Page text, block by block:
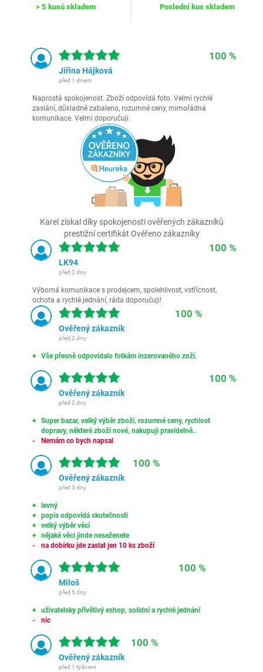
> 5 kusů skladem Poslední kus skladem
100 %
Jiřina Hájková
před 1 dnem
Naprostá spokojenost. Zboží odpovídá foto. Velmi rychlé
zaslání, důkladně zabaleno, rozumné ceny, mimořádná
komunikace. Velmi doporučuji.
Karel získal díky spokojenosti ověřených zákazníků
prestižní certifikát Ověřeno zákazníky
100 %
LK94
před 2 dny
Výborná komunikace s prodejcem, spolehlivost, vstřícnost,
ochota a rychlé jednání, ráda doporučuji!
100 %
Ověřený zákazník
před 2 dny
Vše přesně odpovídalo fotkám inzerovaného zoží.
100 %
Ověřený zákazník
před 2 dny
Super bazar, velký výběr zboží, rozumné ceny, rychlost
dopravy, některé zboží nové, nakupuji pravidelně..
Nemám co bych napsal
100 %
Ověřený zákazník
před 3 dny
levný
popis odpovídá skutečnosti
velký výběr věcí
nějaké věci jinde neseženete
na dobírku jde zaslat jen 10 ks zboží
100 %
Miloš
před 5 dny
uživatelsky přívětivý eshop, solidní a rychlé jednání
nic
100 %
Ověřený zákazník
před 1 týdnem